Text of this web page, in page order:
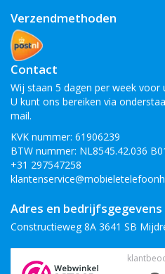
Verzendmethoden
Contact
Wij staan 5 dagen per week voor
U kunt ons bereiken via
mail.
KVK nummer: 61906239
BTW nummer: NL8545.42.036
+31 297547258
Adres en bedrijfsgegevens
Constructieweg 8A 3641 SB